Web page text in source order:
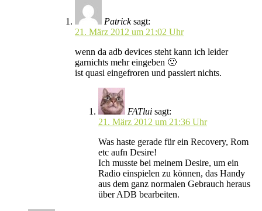
Patrick sagt:
21. März 2012 um 21:02 Uhr
wenn da adb devices steht kann ich leider
garnichts mehr eingeben 🙁
ist quasi eingefroren und passiert nichts.
FATlui sagt:
21. März 2012 um 21:36 Uhr
Was haste gerade für ein Recovery, Rom
etc aufn Desire!
Ich musste bei meinem Desire, um ein
Radio einspielen zu können, das Handy
aus dem ganz normalen Gebrauch heraus
über ADB bearbeiten.